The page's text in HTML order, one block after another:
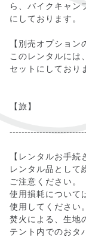
ら、バイクキャン
にしております。
【別売オプション
このレンタルには
セットにしており
【旅】
【レンタルお手続
レンタル品として
ご注意ください。
使用損耗について
使用してください。
焚火による、生地
テント内でのおタ